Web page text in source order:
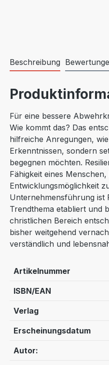
Beschreibung
Für eine bessere
Wie kommt das? Das
hilfreiche Anregungen,
Erkenntnissen, sondern
begegnen möchten.
Fähigkeit eines
Entwicklungsmöglichkeit
Unternehmensführung ist
Trendthema etabliert und
christlichen Bereich
bisher weitgehend
verständlich und
Artikelnummer
ISBN/EAN
Verlag
Erscheinungsdatum
Autor: